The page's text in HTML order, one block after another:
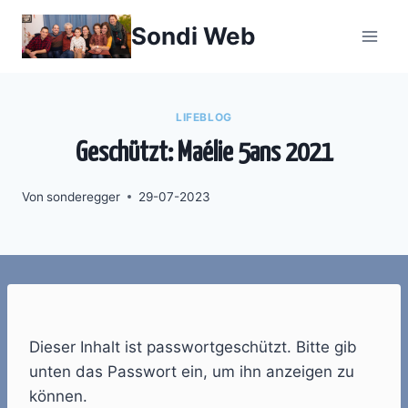
Zum
Inhalt
springen
Sondi Web
LIFEBLOG
Geschützt: Maélie 5ans 2021
Von sonderegger 29-07-2023
Dieser Inhalt ist passwortgeschützt. Bitte gib
unten das Passwort ein, um ihn anzeigen zu
können.